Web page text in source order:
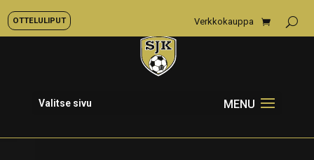
OTTELULIPUT Verkkokauppa
Valitse sivu